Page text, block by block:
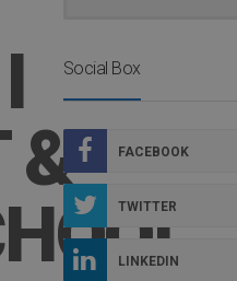
&
Social Box
FACEBOOK
TWITTER
LINKEDIN